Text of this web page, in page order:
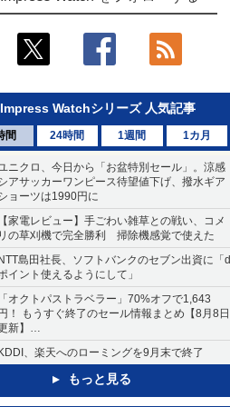
Impress Watchシリーズ 人気記事
間 24時間 1週間 1カ月
ニクロ、今日から「お盆特別セール」。涼感
アサッカーワンピース待望値下げ、撥水ギア
ョーツは1990円に
家電レビュー】手ごわい雑草との戦い、コメ
の草刈機で完全勝利 掃除機感覚で使えた
島田社長、ソフトバンクのセブン出資に「d
イント使えるようにして」
オクトパストラベラー」70%オフで1,643
！ もうすぐ終了のセール情報まとめ【8月8日
新】
ンテンドーeショップでは「大神 絶景版」が
オフで990円
、楽天へのローミングを9月末で終了
もっと見る